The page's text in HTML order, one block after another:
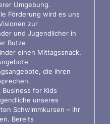
Umgebung.
Förderung wird es uns
zur
und Jugendlicher in
Butze
einen Mittagssnack,
die ihren
for Kids
unseres
Schwimmkursen – ihr
Bereits